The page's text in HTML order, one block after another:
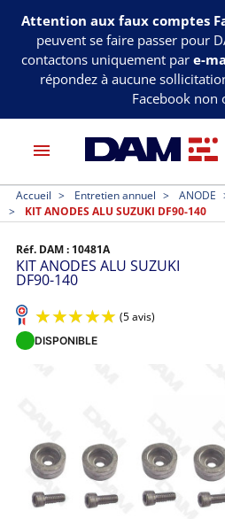
Attention aux faux comptes
peuvent se faire passer pour
contactons uniquement par e-
répondez à aucune
Facebook non
menu
Accueil Entretien annuel ANODE
KIT ANODES ALU SUZUKI DF90-140
Réf. DAM : 10481A
KIT ANODES ALU SUZUKI
DF90-140
DISPONIBLE